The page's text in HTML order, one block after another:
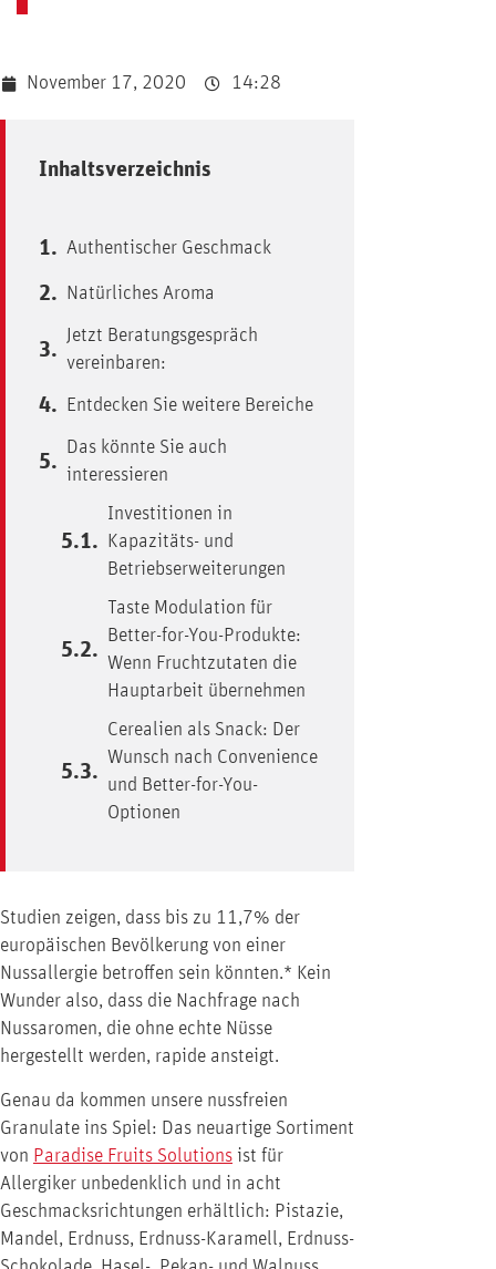
November 17, 2020 14:28
Inhaltsverzeichnis
Authentischer Geschmack
Natürliches Aroma
Jetzt Beratungsgespräch
vereinbaren:
Entdecken Sie weitere Bereiche
Das könnte Sie auch
interessieren
Investitionen in
Kapazitäts- und
Betriebserweiterungen
Taste Modulation für
Better-for-You-Produkte:
Wenn Fruchtzutaten die
Hauptarbeit übernehmen
Cerealien als Snack: Der
Wunsch nach Convenience
und Better-for-You-
Optionen
Studien zeigen, dass bis zu 11,7% der
europäischen Bevölkerung von einer
Nussallergie betroffen sein könnten.* Kein
Wunder also, dass die Nachfrage nach
Nussaromen, die ohne echte Nüsse
hergestellt werden, rapide ansteigt.
Genau da kommen unsere nussfreien
Granulate ins Spiel: Das neuartige Sortiment
von Paradise Fruits Solutions ist für
Allergiker unbedenklich und in acht
Geschmacksrichtungen erhältlich: Pistazie,
Mandel, Erdnuss, Erdnuss-Karamell, Erdnuss-